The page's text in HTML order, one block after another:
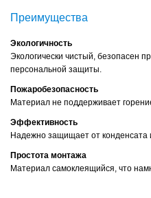
Преимущества
Экологичность
Экологически чистый, безопасен
персональной защиты.
Пожаробезопасность
Материал не поддерживает
Эффективность
Надежно защищает от конденсата
Простота монтажа
Материал самоклеящийся, что